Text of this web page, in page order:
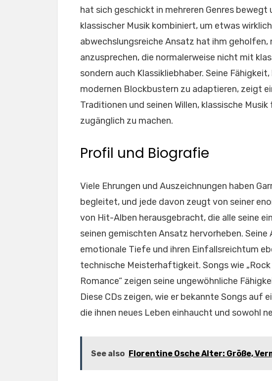
hat sich geschickt in mehreren Genres
klassischer Musik kombiniert, um etwas
abwechslungsreiche Ansatz hat ihm geholfen,
anzusprechen, die normalerweise nicht mit
sondern auch Klassikliebhaber. Seine
modernen Blockbustern zu adaptieren, zeigt
Traditionen und seinen Willen, klassische
zugänglich zu machen.
Profil und Biografie
Viele Ehrungen und Auszeichnungen haben
begleitet, und jede davon zeugt von seiner
von Hit-Alben herausgebracht, die alle seine
seinen gemischten Ansatz hervorheben.
emotionale Tiefe und ihren Einfallsreichtum
technische Meisterhaftigkeit. Songs wie „Rock
Romance“ zeigen seine ungewöhnliche
Diese CDs zeigen, wie er bekannte Songs auf
die ihnen neues Leben einhaucht und sowohl
See also Florentine Osche Alter: Größe,